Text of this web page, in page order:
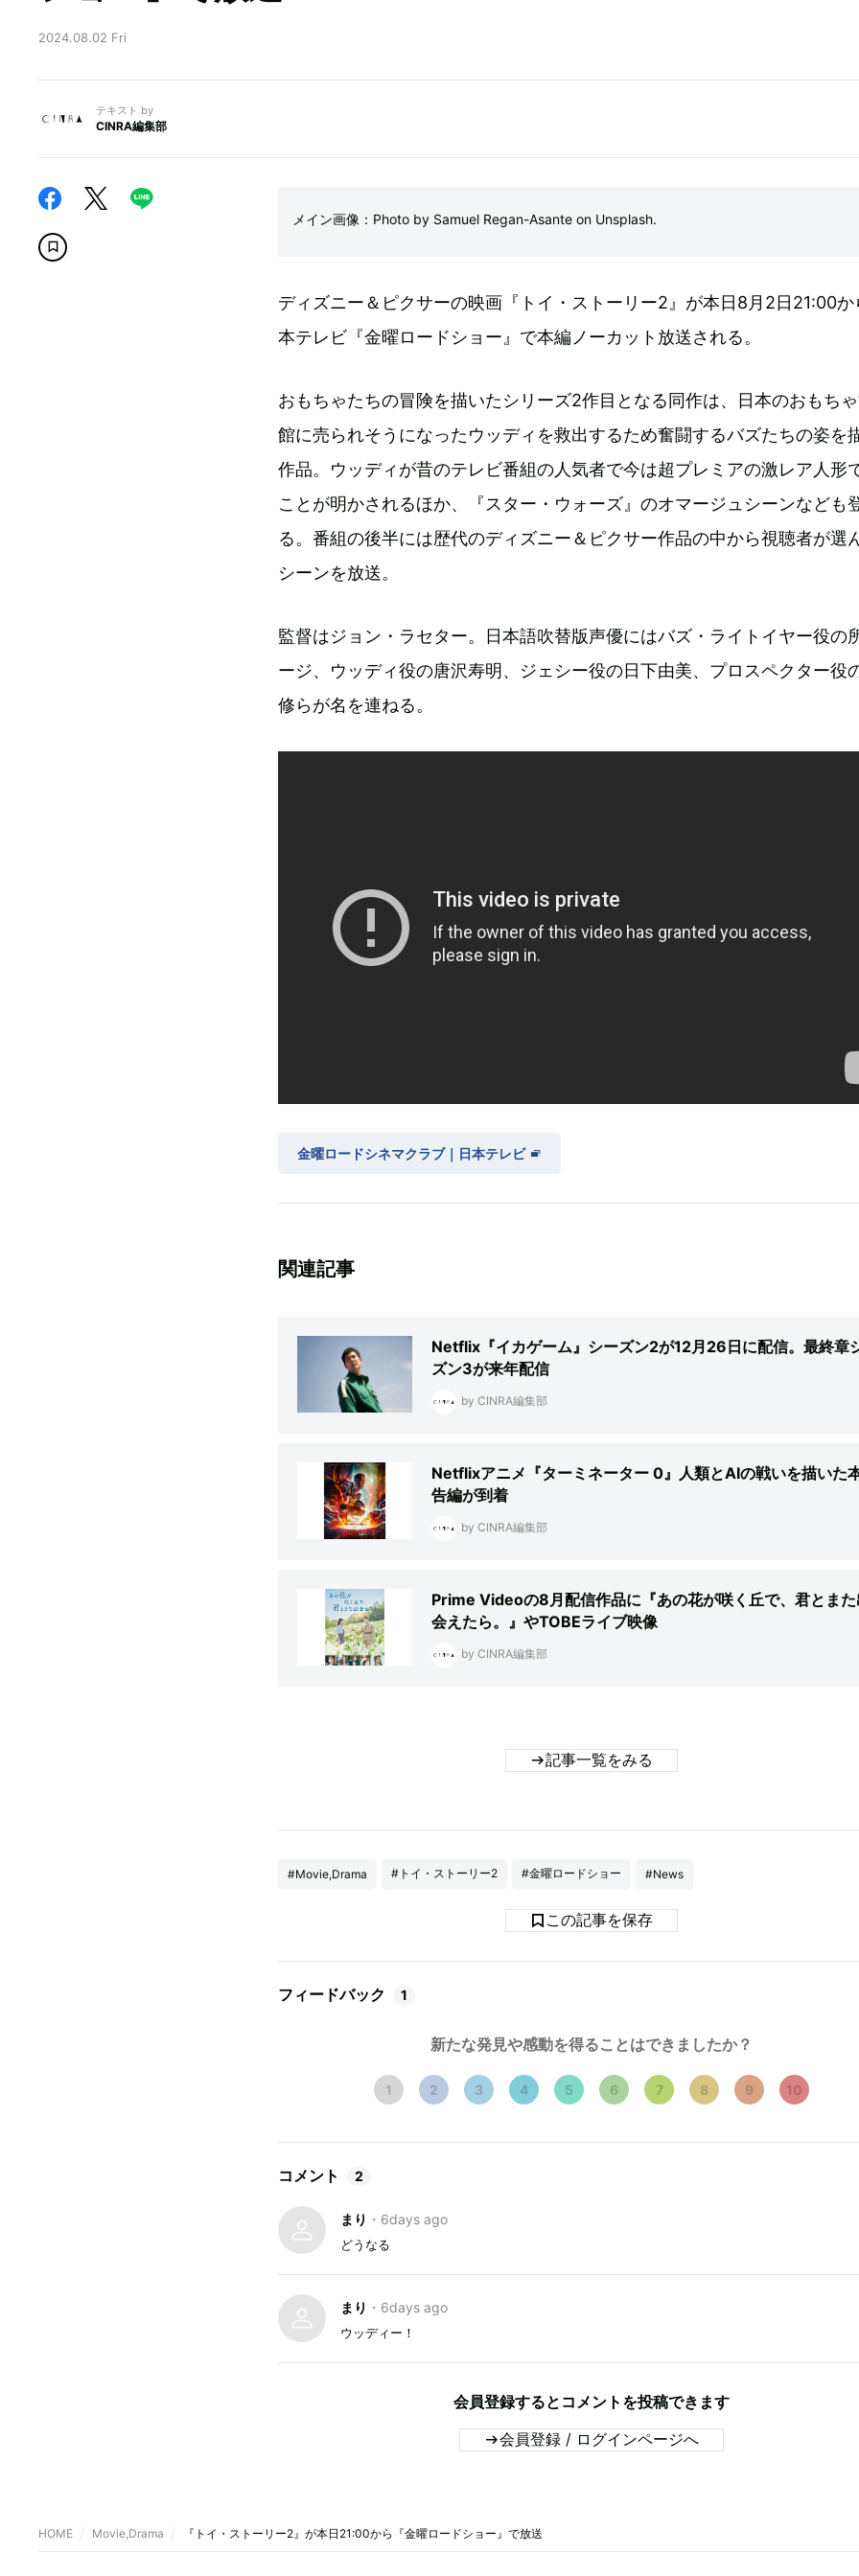
2024.08.02 Fri
テキスト by
CINRA編集部
メイン画像：Photo by Samuel Regan-Asante on Unsplash.
ディズニー＆ピクサーの映画『トイ・ストーリー2』が本日8月2日21:00か
本テレビ『金曜ロードショー』で本編ノーカット放送される。
おもちゃたちの冒険を描いたシリーズ2作目となる同作は、日本のおもち
館に売られそうになったウッディを救出するため奮闘するバズたちの姿を
作品。ウッディが昔のテレビ番組の人気者で今は超プレミアの激レア人形
ことが明かされるほか、『スター・ウォーズ』のオマージュシーンなども
る。番組の後半には歴代のディズニー＆ピクサー作品の中から視聴者が選
シーンを放送。
監督はジョン・ラセター。日本語吹替版声優にはバズ・ライトイヤー役の
ージ、ウッディ役の唐沢寿明、ジェシー役の日下由美、プロスペクター役
修らが名を連ねる。
金曜ロードシネマクラブ｜日本テレビ
関連記事
Netflix『イカゲーム』シーズン2が12月26日に配信。最終章
ズン3が来年配信
by CINRA編集部
Netflixアニメ『ターミネーター 0』人類とAIの戦いを描いた
告編が到着
by CINRA編集部
Prime Videoの8月配信作品に『あの花が咲く丘で、君とまた
会えたら。』やTOBEライブ映像
by CINRA編集部
記事一覧をみる
#Movie,Drama #トイ・ストーリー2 #金曜ロードショー #News
この記事を保存
フィードバック 1
新たな発見や感動を得ることはできましたか？
1 2 3 4 5 6 7 8 9 10
コメント 2
まり ・ 6days ago
どうなる
まり ・ 6days ago
ウッディー！
会員登録するとコメントを投稿できます
会員登録 / ログインページへ
HOME Movie,Drama 『トイ・ストーリー2』が本日21:00から『金曜ロードショー』で放送